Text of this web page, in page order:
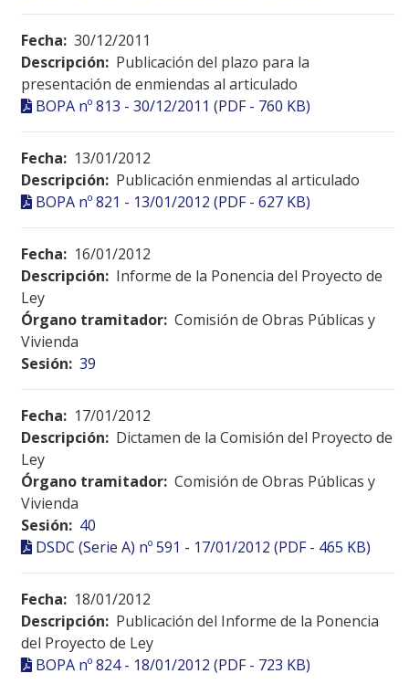
Fecha: 30/12/2011
Descripción: Publicación del plazo para la
presentación de enmiendas al articulado
BOPA nº 813 - 30/12/2011 (PDF - 760 KB)
Fecha: 13/01/2012
Descripción: Publicación enmiendas al articulado
BOPA nº 821 - 13/01/2012 (PDF - 627 KB)
Fecha: 16/01/2012
Descripción: Informe de la Ponencia del Proyecto de
Ley
Órgano tramitador: Comisión de Obras Públicas y
Vivienda
Sesión: 39
Fecha: 17/01/2012
Descripción: Dictamen de la Comisión del Proyecto de
Ley
Órgano tramitador: Comisión de Obras Públicas y
Vivienda
Sesión: 40
DSDC (Serie A) nº 591 - 17/01/2012 (PDF - 465 KB)
Fecha: 18/01/2012
Descripción: Publicación del Informe de la Ponencia
del Proyecto de Ley
BOPA nº 824 - 18/01/2012 (PDF - 723 KB)